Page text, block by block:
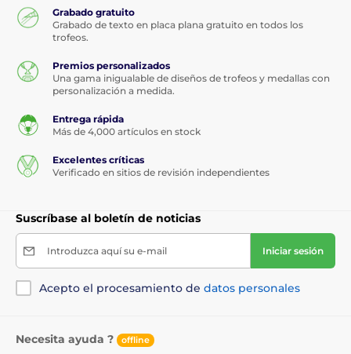
Grabado gratuito
Grabado de texto en placa plana gratuito en todos los
trofeos.
Premios personalizados
Una gama inigualable de diseños de trofeos y medallas con
personalización a medida.
Entrega rápida
Más de 4,000 artículos en stock
Excelentes críticas
Verificado en sitios de revisión independientes
Suscríbase al boletín de noticias
Introduzca aquí su e-mail Iniciar sesión
Acepto el procesamiento de datos personales
Necesita ayuda ? offline